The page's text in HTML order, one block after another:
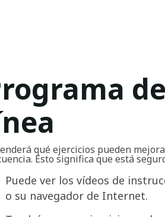
qué ejercicios pueden
Esto significa que está
Puede ver los vídeos de
o su navegador de Internet.